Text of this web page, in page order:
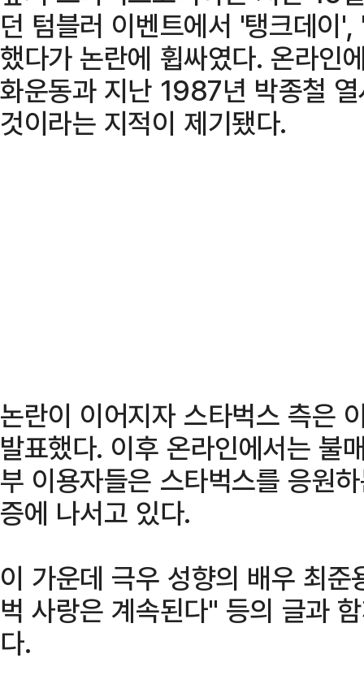
던 텀블러 이벤트에서 '탱크데이
했다가 논란에 휩싸였다. 온라인
화운동과 지난 1987년 박종철
것이라는 지적이 제기됐다.
논란이 이어지자 스타벅스 측은
발표했다. 이후 온라인에서는 불
부 이용자들은 스타벅스를 응원
증에 나서고 있다.
이 가운데 극우 성향의 배우 최
벅 사랑은 계속된다" 등의 글과
다.